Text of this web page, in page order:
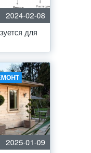
2024-02-08
для
2025-01-09